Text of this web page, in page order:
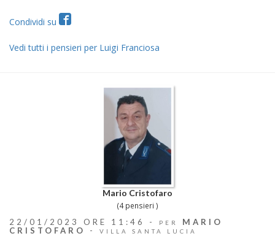
Condividi su
Vedi tutti i pensieri per Luigi Franciosa
Mario Cristofaro
(4 pensieri )
22/01/2023 ORE 11:46 - PER
MARIO
CRISTOFARO
- VILLA SANTA LUCIA